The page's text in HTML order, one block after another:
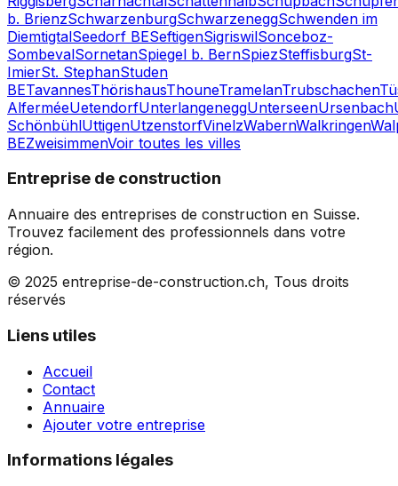
b. BrienzSchwarzenburgSchwarzeneggSchwenden im
DiemtigtalSeedorf BESeftigenSigriswilSonceboz-
SombevalSornetanSpiegel b. BernSpiezSteffisburgSt-
ImierSt. StephanStuden
BETavannesThörishausThouneTramelanTrubschachen
AlferméeUetendorfUnterlangeneggUnterseenUrsenbach
SchönbühlUttigenUtzenstorfVinelzWabernWalkringen
BEZweisimmenVoir toutes les villes
Entreprise de construction
Annuaire des entreprises de construction en Suisse.
Trouvez facilement des professionnels dans votre
région.
© 2025 entreprise-de-construction.ch, Tous droits
réservés
Liens utiles
Accueil
Contact
Annuaire
Ajouter votre entreprise
Informations légales